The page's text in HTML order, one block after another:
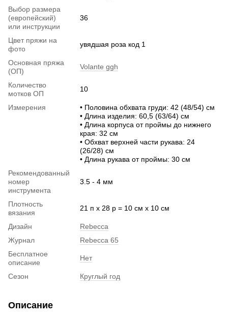
Выбор размера
(европейский)
или инструкции
36
Цвет пряжи на
фото
увядшая роза код 1
Основная пряжа
(ОП)
Volante ggh
Количество
мотков ОП
10
Измерения
• Половина обхвата груди: 42 (48/54) см
• Длина изделия: 60,5 (63/64) см
• Длина корпуса от проймы до нижнего
края: 32 см
• Обхват верхней части рукава: 24
(26/28) см
• Длина рукава от проймы: 30 см
Рекомендованный
номер
инструмента
3.5 - 4 мм
Плотность
вязания
21 п х 28 р = 10 см х 10 см
Дизайн
Rebecca
Журнал
Rebecca 65
Бесплатное
описание
Нет
Сезон Круглый год
Описание